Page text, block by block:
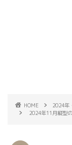
HOME
2024年
2024年11月縦型